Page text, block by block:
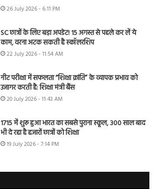
26 July 2026 - 6:11 PM
SC छात्रों के लिए बड़ा अपडेट! 15 अगस्त से पहले कर लें ये
काम, वरना अटक सकती है स्कॉलरशिप
22 July 2026 - 11:54 AM
नीट परीक्षा में सफलता “शिक्षा क्रांति” के व्यापक प्रभाव को
उजागर करती है: शिक्षा मंत्री बैंस
20 July 2026 - 11:43 AM
1715 में शुरू हुआ भारत का सबसे पुराना स्कूल, 300 साल बाद
भी दे रहा है हजारों छात्रों को शिक्षा
19 July 2026 - 7:14 PM